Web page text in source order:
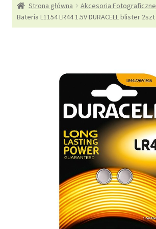
Kontakt
Strona główna Akcesoria Fotograficzne
Bateria L1154 LR44 1.5V DURACELL blister 2szt